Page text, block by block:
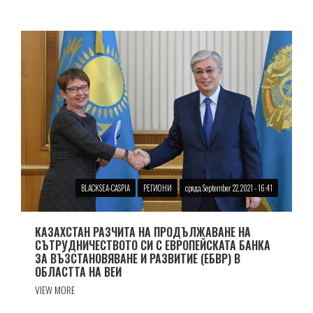
BLACKSEA-CASPIA РЕГИОНИ сряда, September 22, 2021 - 16:41
КАЗАХСТАН РАЗЧИТА НА ПРОДЪЛЖАВАНЕ НА
СЪТРУДНИЧЕСТВОТО СИ С ЕВРОПЕЙСКАТА БАНКА
ЗА ВЪЗСТАНОВЯВАНЕ И РАЗВИТИЕ (ЕБВР) В
ОБЛАСТТА НА ВЕИ
VIEW MORE